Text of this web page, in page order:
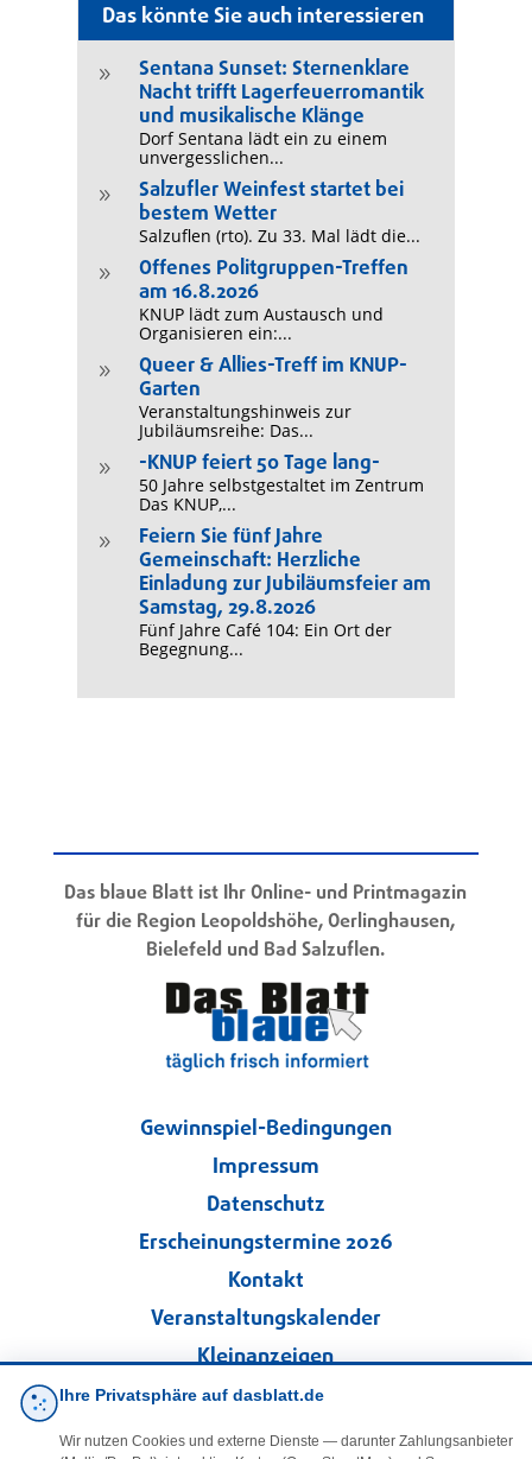
Das könnte Sie auch interessieren
9
Sentana Sunset: Sternenklare
Nacht trifft Lagerfeuerromantik
und musikalische Klänge
Dorf Sentana lädt ein zu einem
unvergesslichen...
9
Salzufler Weinfest startet bei
bestem Wetter
Salzuflen (rto). Zu 33. Mal lädt die...
9
Offenes Politgruppen-Treffen
am 16.8.2026
KNUP lädt zum Austausch und
Organisieren ein:...
9
Queer & Allies-Treff im KNUP-
Garten
Veranstaltungshinweis zur
Jubiläumsreihe: Das...
9 -KNUP feiert 50 Tage lang-
50 Jahre selbstgestaltet im Zentrum
Das KNUP,...
9
Feiern Sie fünf Jahre
Gemeinschaft: Herzliche
Einladung zur Jubiläumsfeier am
Samstag, 29.8.2026
Fünf Jahre Café 104: Ein Ort der
Begegnung...
Das blaue Blatt ist Ihr Online- und Printmagazin
für die Region Leopoldshöhe, Oerlinghausen,
Bielefeld und Bad Salzuflen.
Gewinnspiel-Bedingungen
Impressum
Datenschutz
Erscheinungstermine 2026
Kontakt
Veranstaltungskalender
Kleinanzeigen
Ihre Privatsphäre auf dasblatt.de
Wir nutzen Cookies und externe Dienste — darunter Zahlungsanbieter